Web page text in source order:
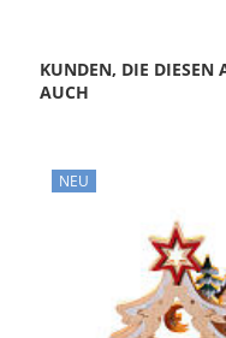
KUNDEN, DIE DIESEN
AUCH
NEU